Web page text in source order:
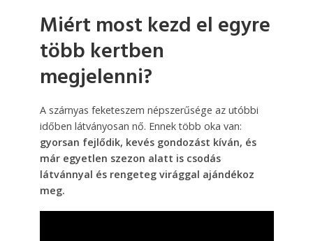
Miért most kezd el egyre
több kertben
megjelenni?
A szárnyas feketeszem népszerűsége az utóbbi
időben látványosan nő. Ennek több oka van:
gyorsan fejlődik, kevés gondozást kíván, és
már egyetlen szezon alatt is csodás
látvánnyal és rengeteg virággal ajándékoz
meg.